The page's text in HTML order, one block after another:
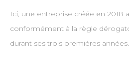
Ici, une entreprise créée en 2018
conformément à la règle
durant ses trois premières années.